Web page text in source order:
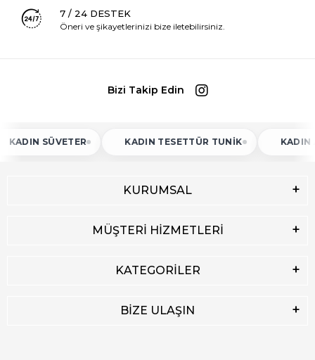
7 / 24 DESTEK
Öneri ve şikayetlerinizi bize iletebilirsiniz.
Bizi Takip Edin
SÜVETER KADIN TESETTÜR TUNIK KADIN ATLET
KURUMSAL
MÜŞTERİ HİZMETLERİ
KATEGORİLER
BİZE ULAŞIN